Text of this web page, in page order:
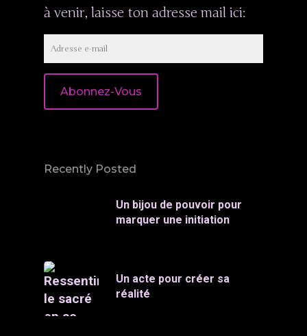
à venir, laisse ton adresse mail ici:
Adresse
e-
mailAbonnez-Vous
Recently Posted
Un bijou de pouvoir pour
marquer une initiation
Un acte pour créer sa
réalité